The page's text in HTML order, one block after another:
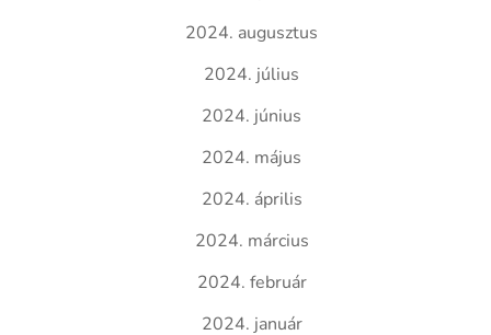
2024. augusztus
2024. július
2024. június
2024. május
2024. április
2024. március
2024. február
2024. január